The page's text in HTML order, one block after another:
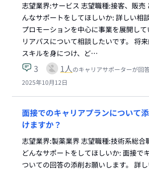
志望業界:サービス 志望職種:接客、販売
んなサポートをしてほしいか: 詳しい相
プロモーションを中心に事業を展開し
リアパスについて相談したいです。 将
スキルを身につけ、ど…
3 1人のキャリアサポーターが回
2025年10月12日
面接でのキャリアプランについて
けますか？
志望業界:製薬業界 志望職種:技術系総合
どんなサポートをしてほしいか: 面接で
ついての回答の添削お願いします。 詳